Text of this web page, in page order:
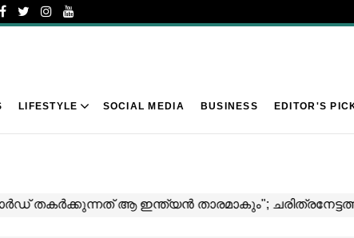
LIFESTYLE SOCIAL MEDIA BUSINESS EDITOR'S